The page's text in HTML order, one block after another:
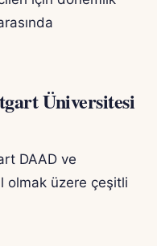
Üniversitesi
DAAD ve
olmak üzere çeşitli